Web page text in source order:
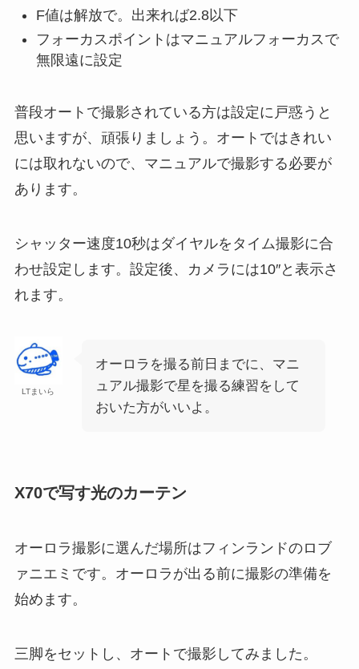
F値は解放で。出来れば2.8以下
フォーカスポイントはマニュアルフォーカスで
無限遠に設定
普段オートで撮影されている方は設定に戸惑うと
思いますが、頑張りましょう。オートではきれい
には取れないので、マニュアルで撮影する必要が
あります。
シャッター速度10秒はダイヤルをタイム撮影に合
わせ設定します。設定後、カメラには10″と表示さ
れます。
LTまいら
オーロラを撮る前日までに、マニ
ュアル撮影で星を撮る練習をして
おいた方がいいよ。
X70で写す光のカーテン
オーロラ撮影に選んだ場所はフィンランドのロブ
ァニエミです。オーロラが出る前に撮影の準備を
始めます。
三脚をセットし、オートで撮影してみました。